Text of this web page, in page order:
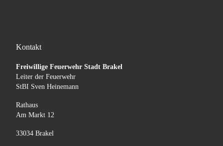
Kontakt
Freiwillige Feuerwehr Stadt Brakel
Leiter der Feuerwehr
StBI Sven Heinemann
Rathaus
Am Markt 12
33034 Brakel